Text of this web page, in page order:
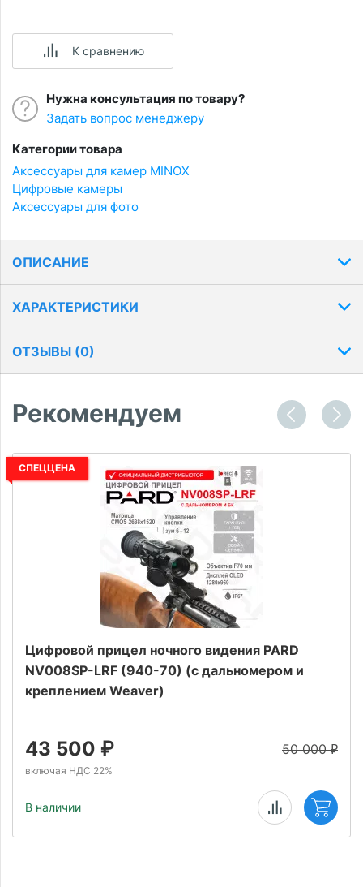
К сравнению
Нужна консультация по товару?
Задать вопрос менеджеру
Категории товара
Аксессуары для камер MINOX
Цифровые камеры
Аксессуары для фото
ОПИСАНИЕ
ХАРАКТЕРИСТИКИ
ОТЗЫВЫ (0)
Рекомендуем
СПЕЦЦЕНА
Цифровой прицел ночного видения PARD
NV008SP-LRF (940-70) (с дальномером и
креплением Weaver)
50 000₽
43 500 ₽
включая НДС 22%
В наличии